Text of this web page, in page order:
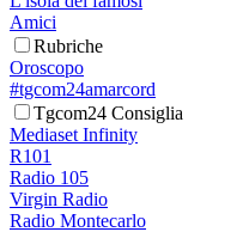
Amici
Rubriche
Oroscopo
#tgcom24amarcord
Tgcom24 Consiglia
Mediaset Infinity
R101
Radio 105
Virgin Radio
Radio Montecarlo